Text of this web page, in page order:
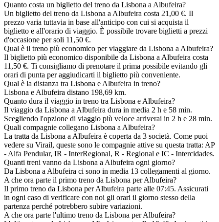
Quanto costa un biglietto del treno da Lisbona a Albufeira?
Un biglietto del treno da Lisbona a Albufeira costa 21,00 €. Il
prezzo varia tuttavia in base all'anticipo con cui si acquista il
biglietto e all'orario di viaggio. È possibile trovare biglietti a prezzi
d'occasione per soli 11,50 €.
Qual è il treno più economico per viaggiare da Lisbona a Albufeira?
Il biglietto più economico disponibile da Lisbona a Albufeira costa
11,50 €. Ti consigliamo di prenotare il prima possibile evitando gli
orari di punta per aggiudicarti il biglietto più conveniente.
Qual è la distanza tra Lisbona e Albufeira in treno?
Lisbona e Albufeira distano 198,69 km.
Quanto dura il viaggio in treno tra Lisbona e Albufeira?
Il viaggio da Lisbona a Albufeira dura in media 2 h e 58 min.
Scegliendo l'opzione di viaggio più veloce arriverai in 2 h e 28 min.
Quali compagnie collegano Lisbona a Albufeira?
La tratta da Lisbona a Albufeira è coperta da 3 società. Come puoi
vedere su Virail, queste sono le compagnie attive su questa tratta: AP
- Alfa Pendular, IR - InterRegional, R - Regional e IC - Intercidades.
Quanti treni vanno da Lisbona a Albufeira ogni giorno?
Da Lisbona a Albufeira ci sono in media 13 collegamenti al giorno.
A che ora parte il primo treno da Lisbona per Albufeira?
Il primo treno da Lisbona per Albufeira parte alle 07:45. Assicurati
in ogni caso di verificare con noi gli orari il giorno stesso della
partenza perché potrebbero subire variazioni.
A che ora parte l'ultimo treno da Lisbona per Albufeira?